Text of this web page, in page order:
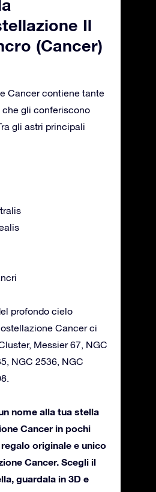
Il
(Cancer)
Cancer contiene tante
gli conferiscono
gli astri principali
profondo cielo
Cancer ci
Messier 67, NGC
NGC 2536, NGC
nome alla tua stella
Cancer in pochi
originale e unico
Cancer. Scegli il
guardala in 3D e